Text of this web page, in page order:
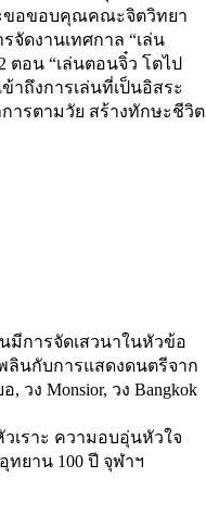
ะขอขอบคุณคณะจิตวิทยา
ดงานเทศกาล “เล่น
ตอน “เล่นตอนจิ๋ว โตไป
าถึงการเล่นที่เป็นอิสระ
ารตามวัย สร้างทักษะชีวิต
มีการจัดเสวนาในหัวข้อ
พลินกับการแสดงดนตรีจาก
, วง Monsior, วง Bangkok
เราะ ความอบอุ่นหัวใจ
ทยาน 100 ปี จุฬาฯ